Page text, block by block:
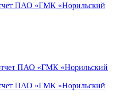
ПАО «ГМК «Норильский
ПАО «ГМК «Норильский
ПАО «ГМК «Норильский